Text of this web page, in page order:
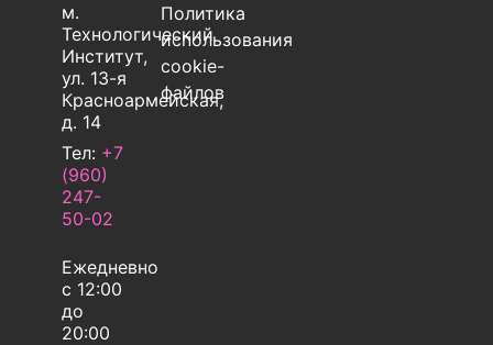
м.
Технологический
Институт,
ул. 13-я
Красноармейская,
д. 14
Тел: +7
(960)
247-
50-02
Ежедневно
с 12:00
до
20:00
Политика
использования
cookie-
файлов